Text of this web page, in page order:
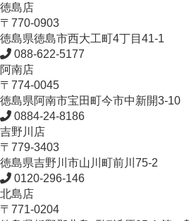
徳島店
〒770-0903
徳島県徳島市西大工町4丁目41-1
088-622-5177
阿南店
〒774-0045
徳島県阿南市宝田町今市中新開3-10
0884-24-8186
吉野川店
〒779-3403
徳島県吉野川市山川町前川75-2
0120-296-146
北島店
〒771-0204